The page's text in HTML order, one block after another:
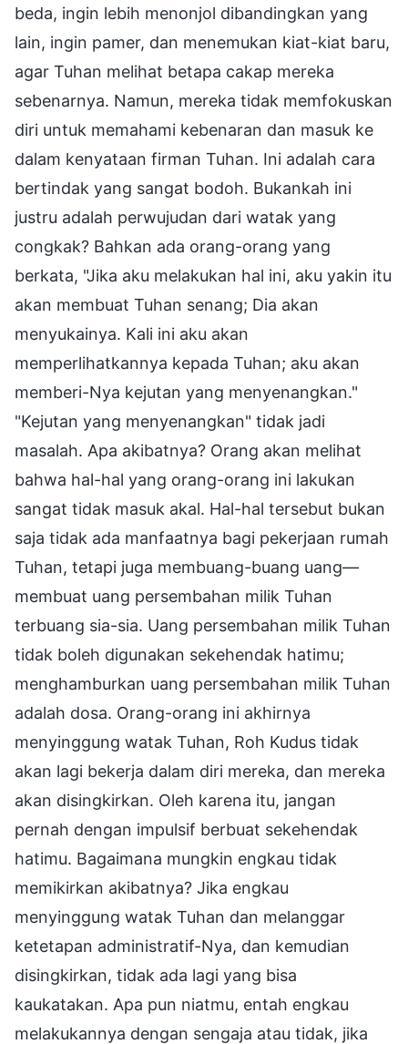
beda, ingin lebih menonjol dibandingkan yang
lain, ingin pamer, dan menemukan kiat-kiat baru,
agar Tuhan melihat betapa cakap mereka
sebenarnya. Namun, mereka tidak memfokuskan
diri untuk memahami kebenaran dan masuk ke
dalam kenyataan firman Tuhan. Ini adalah cara
bertindak yang sangat bodoh. Bukankah ini
justru adalah perwujudan dari watak yang
congkak? Bahkan ada orang-orang yang
berkata, "Jika aku melakukan hal ini, aku yakin itu
akan membuat Tuhan senang; Dia akan
menyukainya. Kali ini aku akan
memperlihatkannya kepada Tuhan; aku akan
memberi-Nya kejutan yang menyenangkan."
"Kejutan yang menyenangkan" tidak jadi
masalah. Apa akibatnya? Orang akan melihat
bahwa hal-hal yang orang-orang ini lakukan
sangat tidak masuk akal. Hal-hal tersebut bukan
saja tidak ada manfaatnya bagi pekerjaan rumah
Tuhan, tetapi juga membuang-buang uang—
membuat uang persembahan milik Tuhan
terbuang sia-sia. Uang persembahan milik Tuhan
tidak boleh digunakan sekehendak hatimu;
menghamburkan uang persembahan milik Tuhan
adalah dosa. Orang-orang ini akhirnya
menyinggung watak Tuhan, Roh Kudus tidak
akan lagi bekerja dalam diri mereka, dan mereka
akan disingkirkan. Oleh karena itu, jangan
pernah dengan impulsif berbuat sekehendak
hatimu. Bagaimana mungkin engkau tidak
memikirkan akibatnya? Jika engkau
menyinggung watak Tuhan dan melanggar
ketetapan administratif-Nya, dan kemudian
disingkirkan, tidak ada lagi yang bisa
kaukatakan. Apa pun niatmu, entah engkau
melakukannya dengan sengaja atau tidak, jika